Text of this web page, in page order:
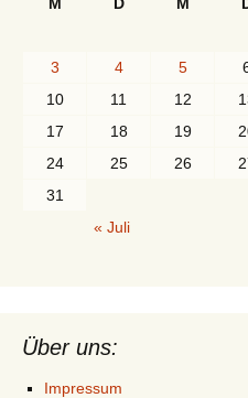
3
4 5
10
11 12
17
18 19
24
25 26
31
« Juli
Über uns:
Impressum